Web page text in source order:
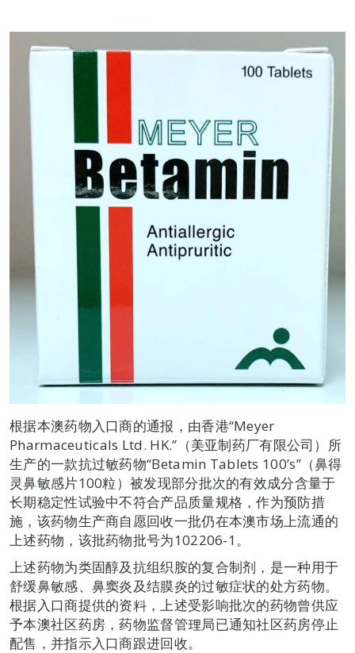
根据本澳药物入口商的通报，由香港“Meyer
Pharmaceuticals Ltd. HK.”（美亚制药厂有限公司）所
生产的一款抗过敏药物“Betamin Tablets 100’s”（鼻得
灵鼻敏感片100粒）被发现部分批次的有效成分含量于
长期稳定性试验中不符合产品质量规格，作为预防措
施，该药物生产商自愿回收一批仍在本澳市场上流通的
上述药物，该批药物批号为102206-1。
上述药物为类固醇及抗组织胺的复合制剂，是一种用于
舒缓鼻敏感、鼻窦炎及结膜炎的过敏症状的处方药物。
根据入口商提供的资料，上述受影响批次的药物曾供应
予本澳社区药房，药物监督管理局已通知社区药房停止
配售，并指示入口商跟进回收。